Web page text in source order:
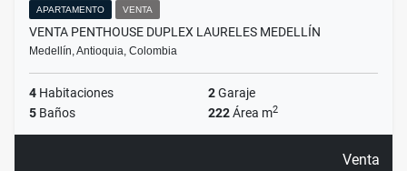
APARTAMENTO VENTA
VENTA PENTHOUSE DUPLEX LAURELES MEDELLÍN
Medellín, Antioquia, Colombia
4 Habitaciones 2Garaje
5 Baños 222Área m2
Venta